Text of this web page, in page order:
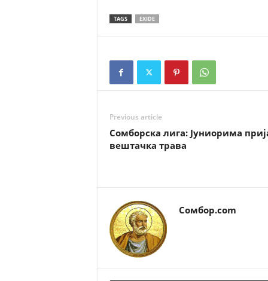
TAGS EXIDE
Previous article
Сомборска лига: Јуниорима
вештачка трава
Сомбор.com